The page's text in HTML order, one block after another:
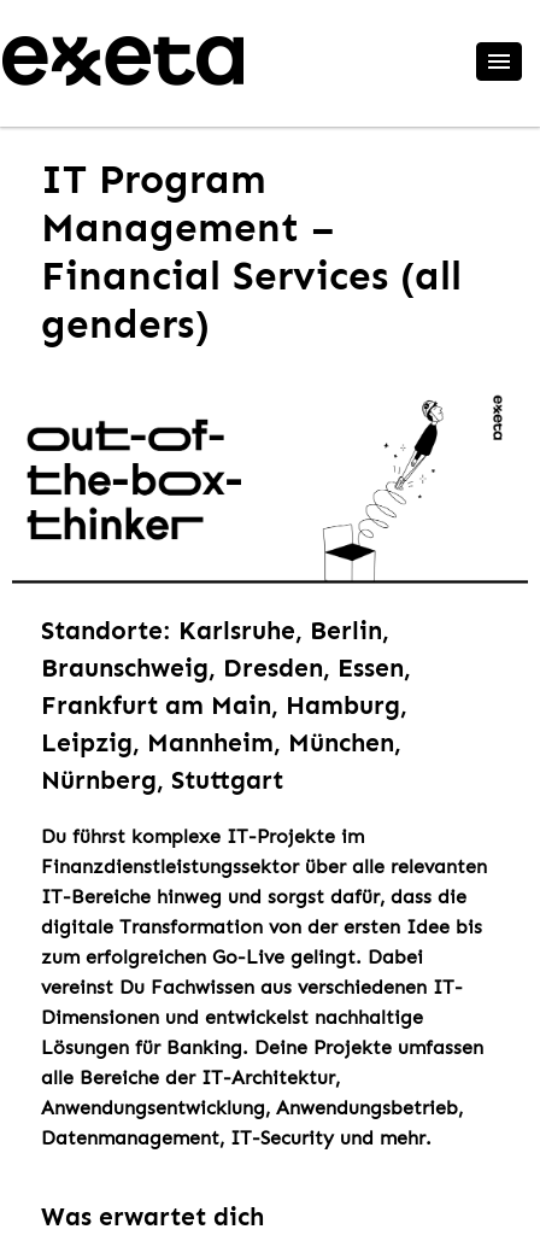
IT Program
Management –
Financial Services (all
genders)
Standorte: Karlsruhe, Berlin,
Braunschweig, Dresden, Essen,
Frankfurt am Main, Hamburg,
Leipzig, Mannheim, München,
Nürnberg, Stuttgart
Du führst komplexe IT-Projekte im
Finanzdienstleistungssektor über alle relevanten
IT-Bereiche hinweg und sorgst dafür, dass die
digitale Transformation von der ersten Idee bis
zum erfolgreichen Go-Live gelingt. Dabei
vereinst Du Fachwissen aus verschiedenen IT-
Dimensionen und entwickelst nachhaltige
Lösungen für Banking. Deine Projekte umfassen
alle Bereiche der IT-Architektur,
Anwendungsentwicklung, Anwendungsbetrieb,
Datenmanagement, IT-Security und mehr.
Was erwartet dich